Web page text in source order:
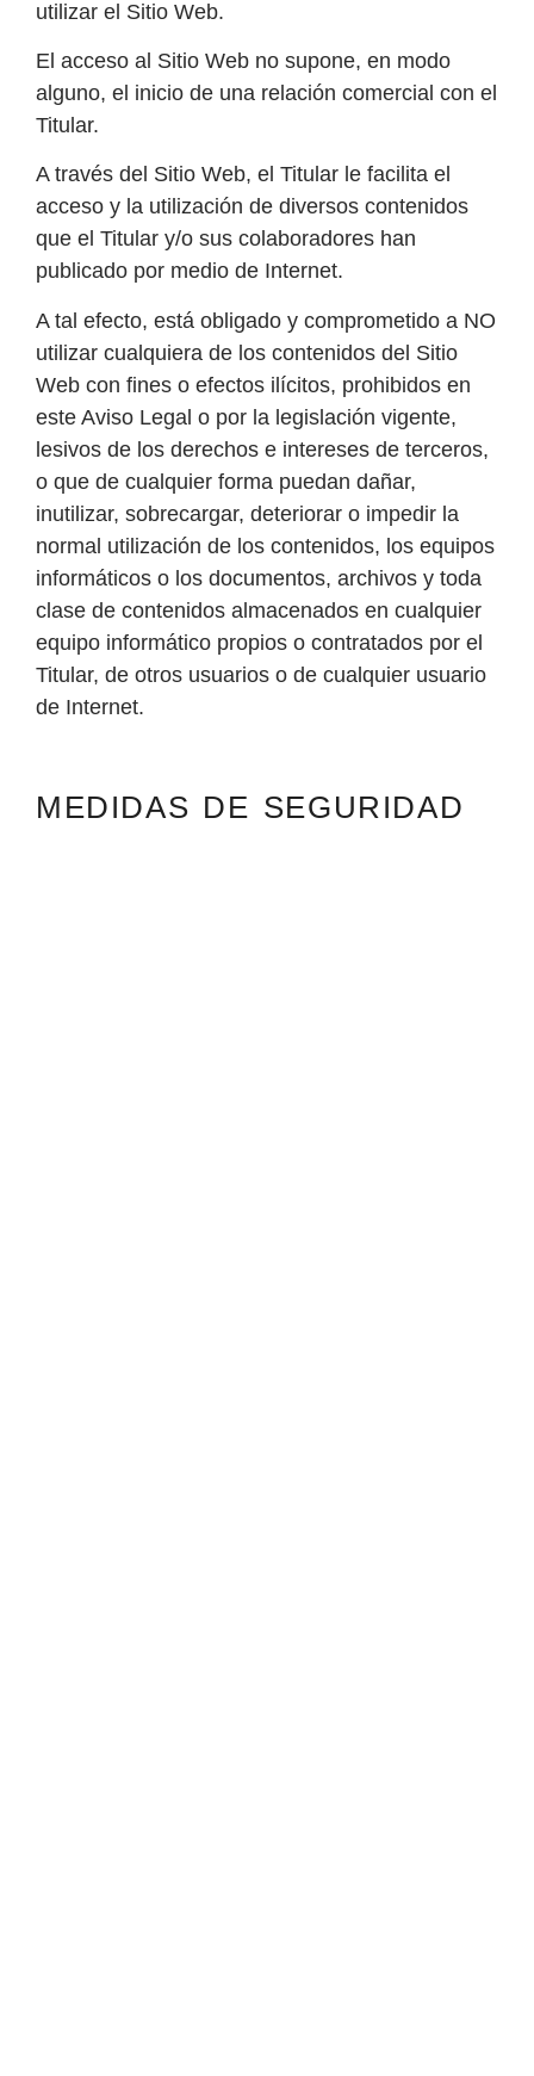
utilizar el Sitio Web.
El acceso al Sitio Web no supone, en modo
alguno, el inicio de una relación comercial con el
Titular.
A través del Sitio Web, el Titular le facilita el
acceso y la utilización de diversos contenidos
que el Titular y/o sus colaboradores han
publicado por medio de Internet.
A tal efecto, está obligado y comprometido a NO
utilizar cualquiera de los contenidos del Sitio
Web con fines o efectos ilícitos, prohibidos en
este Aviso Legal o por la legislación vigente,
lesivos de los derechos e intereses de terceros,
o que de cualquier forma puedan dañar,
inutilizar, sobrecargar, deteriorar o impedir la
normal utilización de los contenidos, los equipos
informáticos o los documentos, archivos y toda
clase de contenidos almacenados en cualquier
equipo informático propios o contratados por el
Titular, de otros usuarios o de cualquier usuario
de Internet.
MEDIDAS DE SEGURIDAD